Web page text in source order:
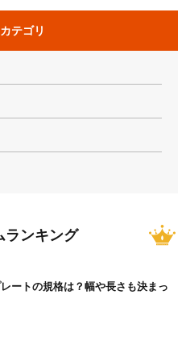
テゴリ
ランキング
ートの規格は？幅や長さも決まっ